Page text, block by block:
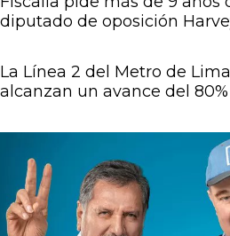
diputado de oposición
La Línea 2 del Metro de
alcanzan un avance del 80%